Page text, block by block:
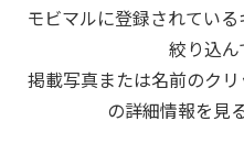
モビマルに登録されてい
絞り込ん
掲載写真または名前のク
の詳細情報を見